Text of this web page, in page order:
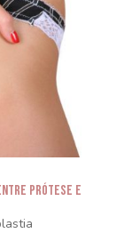
prótese e